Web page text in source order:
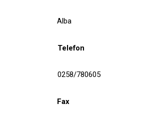
Alba
Telefon
0258/780605
Fax